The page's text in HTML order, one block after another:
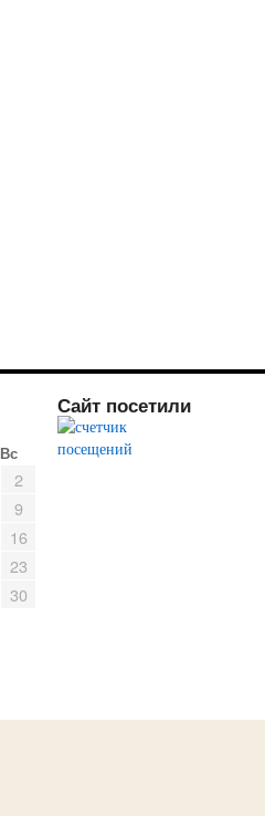
Вс
2
9
16
23
30
Сайт посетили